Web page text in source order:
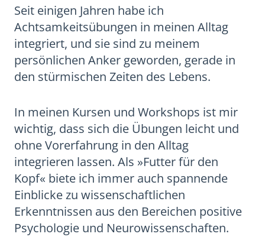
Seit einigen Jahren habe ich
Achtsamkeitsübungen in meinen Alltag
integriert, und sie sind zu meinem
persönlichen Anker geworden, gerade in
den stürmischen Zeiten des Lebens.
In meinen Kursen und Workshops ist mir
wichtig, dass sich die Übungen leicht und
ohne Vorerfahrung in den Alltag
integrieren lassen. Als »Futter für den
Kopf« biete ich immer auch spannende
Einblicke zu wissenschaftlichen
Erkenntnissen aus den Bereichen positive
Psychologie und Neurowissenschaften.